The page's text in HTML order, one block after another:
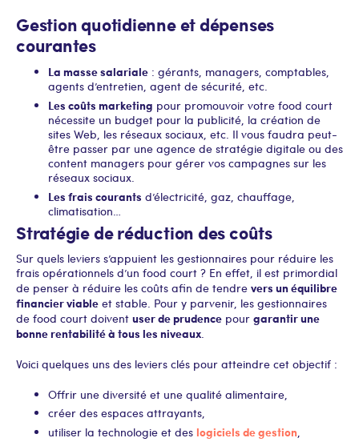
Gestion quotidienne et dépenses
courantes
La masse salariale : gérants, managers, comptables,
agents d’entretien, agent de sécurité, etc.
Les coûts marketing pour promouvoir votre food court
nécessite un budget pour la publicité, la création de
sites Web, les réseaux sociaux, etc. Il vous faudra peut-
être passer par une agence de stratégie digitale ou des
content managers pour gérer vos campagnes sur les
réseaux sociaux.
Les frais courants d’électricité, gaz, chauffage,
climatisation…
Stratégie de réduction des coûts
Sur quels leviers s’appuient les gestionnaires pour réduire les
frais opérationnels d’un food court ? En effet, il est primordial
de penser à réduire les coûts afin de tendre vers un équilibre
financier viable et stable. Pour y parvenir, les gestionnaires
de food court doivent user de prudence pour garantir une
bonne rentabilité à tous les niveaux.
Voici quelques uns des leviers clés pour atteindre cet objectif :
Offrir une diversité et une qualité alimentaire,
créer des espaces attrayants,
utiliser la technologie et des logiciels de gestion,